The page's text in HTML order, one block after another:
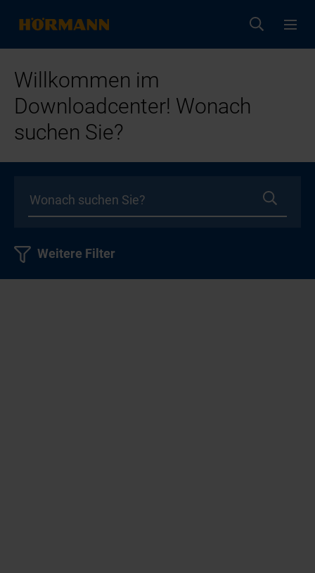
Willkommen im
Downloadcenter! Wonach
suchen Sie?
Weitere Filter